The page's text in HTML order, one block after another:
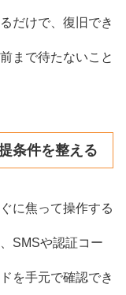
だけで、復旧でき
まで待たないこと
条件を整える
に焦って操作する
SMSや認証コー
を手元で確認でき